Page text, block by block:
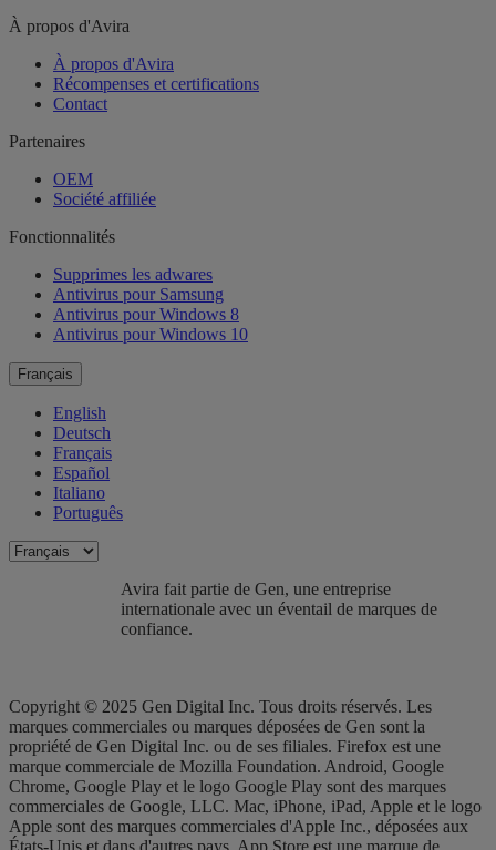
À propos d'Avira
À propos d'Avira
Récompenses et certifications
Contact
Partenaires
OEM
Société affiliée
Fonctionnalités
Supprimes les adwares
Antivirus pour Samsung
Antivirus pour Windows 8
Antivirus pour Windows 10
Français
English
Deutsch
Français
Español
Italiano
Português
Avira fait partie de Gen, une entreprise
internationale avec un éventail de marques de
confiance.​
Copyright © 2025 Gen Digital Inc. Tous droits réservés. Les
marques commerciales ou marques déposées de Gen sont la
propriété de Gen Digital Inc. ou de ses filiales. Firefox est une
marque commerciale de Mozilla Foundation. Android, Google
Chrome, Google Play et le logo Google Play sont des marques
commerciales de Google, LLC. Mac, iPhone, iPad, Apple et le logo
Apple sont des marques commerciales d'Apple Inc., déposées aux